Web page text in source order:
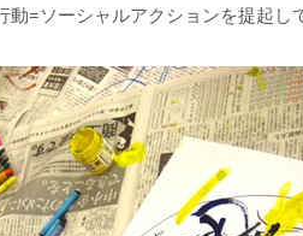
=ソーシャルアクションを提起し